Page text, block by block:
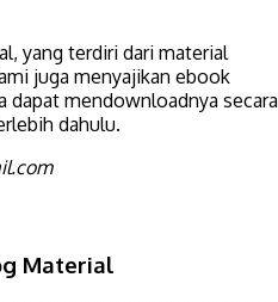
yang terdiri dari material
juga menyajikan ebook
dapat mendownloadnya secara
dahulu.
Material